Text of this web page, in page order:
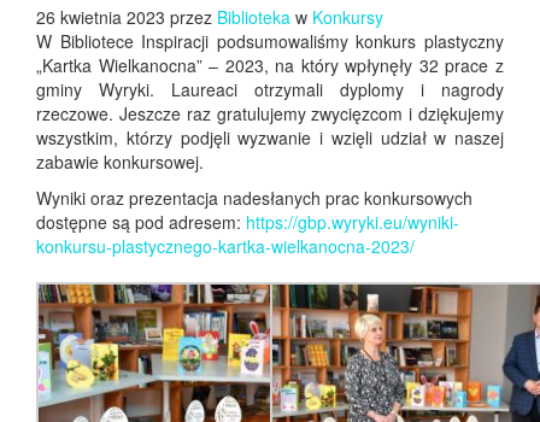
26 kwietnia 2023 przez Biblioteka w Konkursy
W Bibliotece Inspiracji podsumowaliśmy konkurs plastyczny
„Kartka Wielkanocna” – 2023, na który wpłynęły 32 prace z
gminy Wyryki. Laureaci otrzymali dyplomy i nagrody
rzeczowe. Jeszcze raz gratulujemy zwycięzcom i dziękujemy
wszystkim, którzy podjęli wyzwanie i wzięli udział w naszej
zabawie konkursowej.
Wyniki oraz prezentacja nadesłanych prac konkursowych
dostępne są pod adresem: https://gbp.wyryki.eu/wyniki-
konkursu-plastycznego-kartka-wielkanocna-2023/